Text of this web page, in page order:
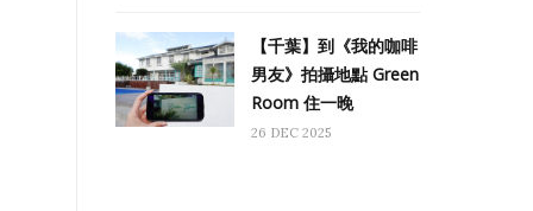
【千葉】到《我的咖啡
男友》拍攝地點 Green
Room 住一晚
26 DEC 2025